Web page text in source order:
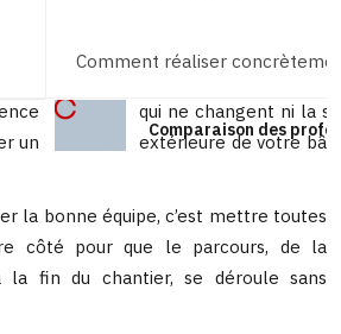
Comparaison des
Comment réaliser
la bonne équipe, c’est mettre toutes
côté pour que le parcours, de la
la fin du chantier, se déroule sans